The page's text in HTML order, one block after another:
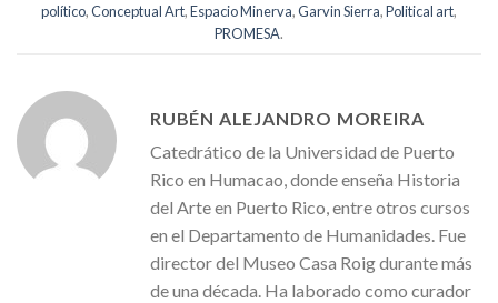
político,Conceptual Art,Espacio Minerva,Garvin Sierra,Political art,
PROMESA.
RUBÉN ALEJANDRO MOREIRA
Catedrático de la Universidad de Puerto
Rico en Humacao, donde enseña Historia
del Arte en Puerto Rico, entre otros cursos
en el Departamento de Humanidades. Fue
director del Museo Casa Roig durante más
de una década. Ha laborado como curador